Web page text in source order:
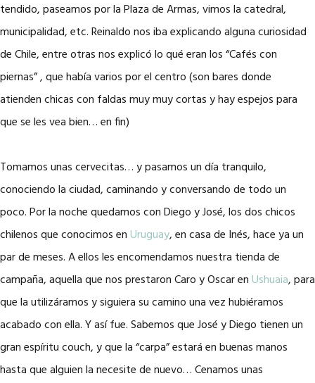
tendido, paseamos por la Plaza de Armas, vimos la catedral,
municipalidad, etc. Reinaldo nos iba explicando alguna curiosidad
de Chile, entre otras nos explicó lo qué eran los “Cafés con
piernas” , que había varios por el centro (son bares donde
atienden chicas con faldas muy muy cortas y hay espejos para
que se les vea bien… en fin)
Tomamos unas cervecitas… y pasamos un día tranquilo,
conociendo la ciudad, caminando y conversando de todo un
poco. Por la noche quedamos con Diego y José, los dos chicos
chilenos que conocimos enUruguay, en casa de Inés, hace ya un
par de meses. A ellos les encomendamos nuestra tienda de
campaña, aquella que nos prestaron Caro y Oscar enUshuaia, para
que la utilizáramos y siguiera su camino una vez hubiéramos
acabado con ella. Y así fue. Sabemos que José y Diego tienen un
gran espíritu couch, y que la “carpa” estará en buenas manos
hasta que alguien la necesite de nuevo… Cenamos unas